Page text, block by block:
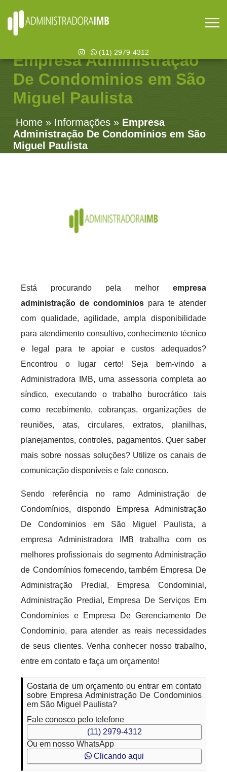
(11) 2979-4312
Empresa Administração
De Condominios em São
Miguel Paulista
Home » Informações » Empresa
Administração De Condominios em São
Miguel Paulista
Está procurando pela melhor empresa
administração de condominios para te atender
com qualidade, agilidade, ampla disponibilidade
para atendimento consultivo, conhecimento técnico
e legal para te apoiar e custos adequados?
Encontrou o lugar certo! Seja bem-vindo a
Administradora IMB, uma assessoria completa ao
síndico, executando o trabalho burocrático tais
como recebimento, cobranças, organizações de
reuniões, atas, circulares, extratos, planilhas,
planejamentos, controles, pagamentos. Quer saber
mais sobre nossas soluções? Utilize os canais de
comunicação disponíveis e fale conosco.
Sendo referência no ramo Administração de
Condomínios, dispondo Empresa Administração
De Condominios em São Miguel Paulista, a
empresa Administradora IMB trabalha com os
melhores profissionais do segmento Administração
de Condomínios fornecendo, também Empresa De
Administração Predial, Empresa Condominial,
Administração Predial, Empresa De Serviços Em
Condomínios e Empresa De Gerenciamento De
Condominio, para atender as reais necessidades
de seus clientes. Venha conhecer nosso trabalho,
entre em contato e faça um orçamento!
Gostaria de um orçamento ou entrar em contato
sobre Empresa Administração De Condominios
em São Miguel Paulista?
Fale conosco pelo telefone
(11) 2979-4312
Ou em nosso WhatsApp
Clicando aqui